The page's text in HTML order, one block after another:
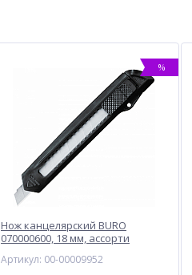
%
Нож канцелярский BURO
070000600, 18 мм, ассорти
Артикул: 00-00009952